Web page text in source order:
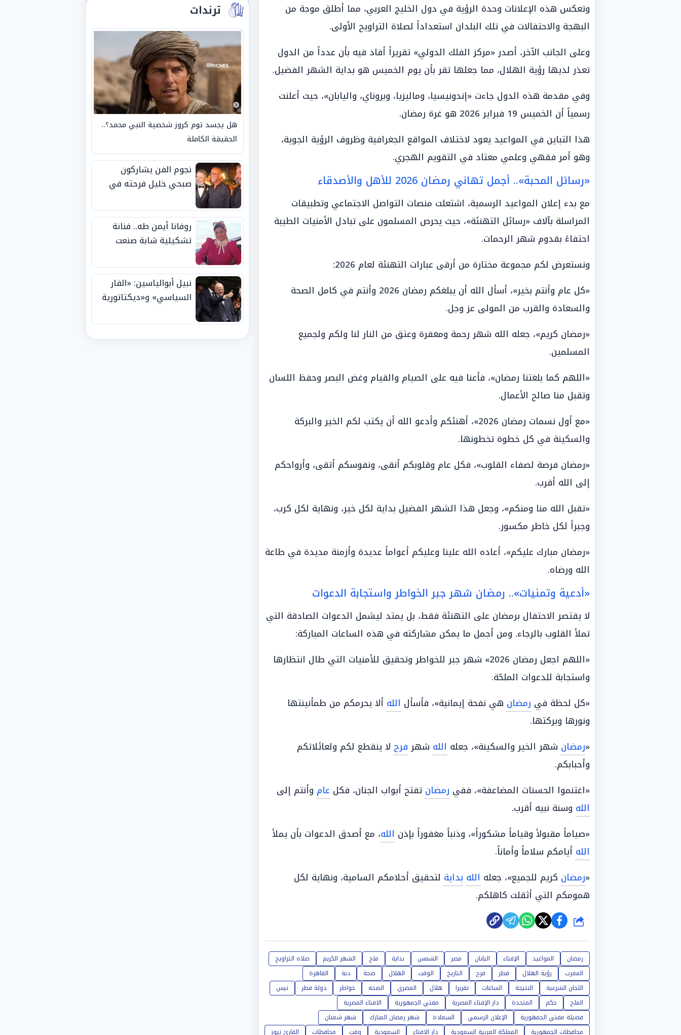
وتعكس هذه الإعلانات وحدة الرؤية في دول الخليج العربي، مما أطلق موجة من
البهجة والاحتفالات في تلك البلدان استعداداً لصلاة التراويح الأولى.
وعلى الجانب الآخر، أصدر «مركز الفلك الدولي» تقريراً أفاد فيه بأن عدداً من الدول
تعذر لديها رؤية الهلال، مما جعلها تقر بأن يوم الخميس هو بداية الشهر الفضيل.
وفي مقدمة هذه الدول جاءت «إندونيسيا، وماليزيا، وبروناي، واليابان»، حيث أعلنت
رسمياً أن الخميس 19 فبراير 2026 هو غرة رمضان.
هذا التباين في المواعيد يعود لاختلاف المواقع الجغرافية وظروف الرؤية الجوية،
وهو أمر فقهي وعلمي معتاد في التقويم الهجري.
«رسائل المحبة».. أجمل تهاني رمضان 2026 للأهل والأصدقاء
مع بدء إعلان المواعيد الرسمية، اشتعلت منصات التواصل الاجتماعي وتطبيقات
المراسلة بآلاف «رسائل التهنئة»، حيث يحرص المسلمون على تبادل الأمنيات الطيبة
احتفاءً بقدوم شهر الرحمات.
ونستعرض لكم مجموعة مختارة من أرقى عبارات التهنئة لعام 2026:
«كل عام وأنتم بخير»، أسأل الله أن يبلغكم رمضان 2026 وأنتم في كامل الصحة
والسعادة والقرب من المولى عز وجل.
«رمضان كريم»، جعله الله شهر رحمة ومغفرة وعتق من النار لنا ولكم ولجميع
المسلمين.
«اللهم كما بلغتنا رمضان»، فأعنا فيه على الصيام والقيام وغض البصر وحفظ اللسان
وتقبل منا صالح الأعمال.
«مع أول نسمات رمضان 2026»، أهنئكم وأدعو الله أن يكتب لكم الخير والبركة
والسكينة في كل خطوة تخطونها.
«رمضان فرصة لصفاء القلوب»، فكل عام وقلوبكم أنقى، ونفوسكم أتقى، وأرواحكم
إلى الله أقرب.
«تقبل الله منا ومنكم»، وجعل هذا الشهر الفضيل بداية لكل خير، ونهاية لكل كرب،
وجبراً لكل خاطر مكسور.
«رمضان مبارك عليكم»، أعاده الله علينا وعليكم أعواماً عديدة وأزمنة مديدة في طاعة
الله ورضاه.
«أدعية وتمنيات».. رمضان شهر جبر الخواطر واستجابة الدعوات
لا يقتصر الاحتفال برمضان على التهنئة فقط، بل يمتد ليشمل الدعوات الصادقة التي
تملأ القلوب بالرجاء. ومن أجمل ما يمكن مشاركته في هذه الساعات المباركة:
«اللهم اجعل رمضان 2026» شهر جبر للخواطر وتحقيق للأمنيات التي طال انتظارها
واستجابة للدعوات الملحّة.
«كل لحظة في رمضان هي نفحة إيمانية»، فأسأل الله ألا يحرمكم من طمأنينتها
ونورها وبركتها.
«رمضان شهر الخير والسكينة»، جعله الله شهرفرح لا ينقطع لكم ولعائلاتكم
وأحبابكم.
«اغتنموا الحسنات المضاعفة»، ففي رمضان تفتح أبواب الجنان، فكل عام وأنتم إلى
الله وسنة نبيه أقرب.
«صياماً مقبولاً وقياماً مشكوراً»، وذنباً مغفوراً بإذن الله، مع أصدق الدعوات بأن يملأ
الله أيامكم سلاماً وأماناً.
«رمضان كريم للجميع»، جعله الله بداية لتحقيق أحلامكم السامية، ونهاية لكل
همومكم التي أثقلت كاهلكم.
شارك
رمضان المواعيد الإفتاء اليابان مصر الشمس بداية ملح الشهر الكريم
صلاه التراويح
المغرب
رؤية الهلال قطر فرح التاريخ الوقت الهلال صحة دية
القاهرة
اللجان الشرعية
النتيجة الساعات تقريرا هلال المصري الصحه خواطر دولة قطر
نيس
الملح
حكم المتحدة دار الإفتاء المصرية مفتي الجمهورية
الافتاء المصرية
فضيلة مفتي الجمهورية
الإعلان الرسمي السعادة شهر رمضان المبارك
شهر شعبان
محافظات الجمهورية
المملكة العربية السعودية دار الافتاء السعودية وقت محافظات القارئ نيوز
ترندات
هل يجسد توم كروز شخصية النبي محمد؟..
الحقيقة الكاملة
نجوم الفن يشاركون
صبحي خليل فرحته في
روفانا أيمن طه.. فنانة
تشكيلية شابة صنعت
الجوائز منذ الصغر
نبيل أبوالياسين: «الفار
السياسي» و«ديكتاتورية
الفيفا».. وإقالة